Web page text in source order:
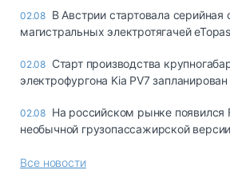
02.08 В Австрии стартовала серийная
магистральных электротягачей
02.08 Старт производства
электрофургона Kia PV7
02.08 На российском рынке появился
необычной грузопассажирской версии
Все новости